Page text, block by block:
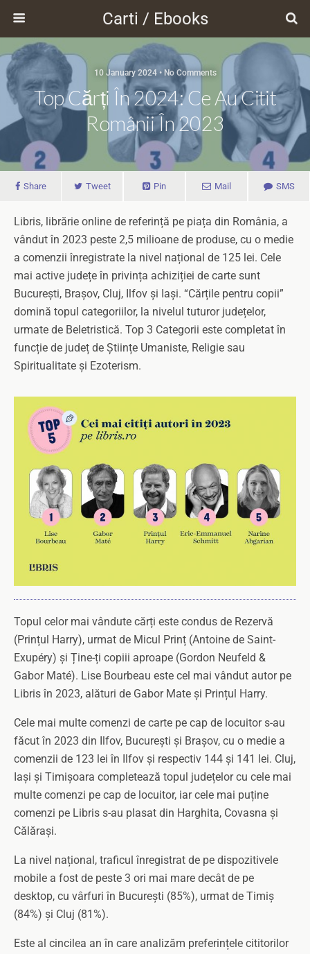
Carti / Ebooks
10 January 2024 • No Comments
Top Cărți În 2024: Ce Au Citit
Românii În 2023
Share Tweet Pin Mail SMS
Libris, librărie online de referință pe piața din România, a
vândut în 2023 peste 2,5 milioane de produse, cu o medie
a comenzii înregistrate la nivel național de 125 lei. Cele
mai active județe în privința achiziției de carte sunt
București, Brașov, Cluj, Ilfov și Iași. “Cărțile pentru copii”
domină topul categoriilor, la nivelul tuturor județelor,
urmate de Beletristică. Top 3 Categorii este completat în
funcție de județ de Științe Umaniste, Religie sau
Spiritualitate și Ezoterism.
Topul celor mai vândute cărți este condus de Rezervă
(Prințul Harry), urmat de Micul Prinț (Antoine de Saint-
Exupéry) și Ține-ți copiii aproape (Gordon Neufeld &
Gabor Maté). Lise Bourbeau este cel mai vândut autor pe
Libris în 2023, alături de Gabor Mate și Prințul Harry.
Cele mai multe comenzi de carte pe cap de locuitor s-au
făcut în 2023 din Ilfov, București și Brașov, cu o medie a
comenzii de 123 lei în Ilfov și respectiv 144 și 141 lei. Cluj,
Iași și Timișoara completează topul județelor cu cele mai
multe comenzi pe cap de locuitor, iar cele mai puține
comenzi pe Libris s-au plasat din Harghita, Covasna și
Călărași.
La nivel național, traficul înregistrat de pe dispozitivele
mobile a fost de peste 3 ori mai mare decât de pe
desktop, cu vârfuri în București (85%), urmat de Timiș
(84%) și Cluj (81%).
Este al cincilea an în care analizăm preferințele cititorilor